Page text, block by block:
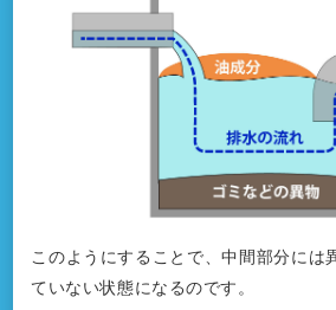
このようにすることで、中間部分には
ていない状態になるのです。